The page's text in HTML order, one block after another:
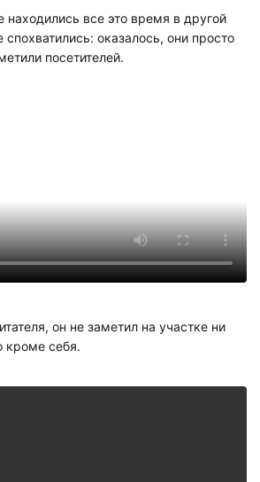
все это время в другой
оказалось, они просто
посетителей.
он не заметил на участке ни
кроме себя.